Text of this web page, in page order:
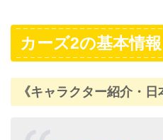
カーズ2の基本情報
《キャラクター紹介・